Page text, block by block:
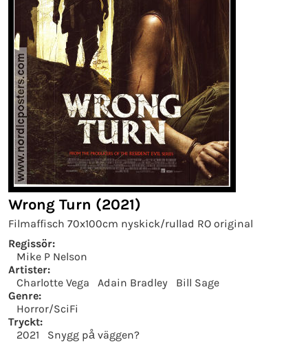
Wrong Turn (2021)
Filmaffisch 70x100cm nyskick/rullad RO original
Regissör:
Mike P Nelson
Artister:
Charlotte Vega
Adain Bradley
Bill Sage
Genre:
Horror/SciFi
Tryckt:
2021
Snygg på väggen?